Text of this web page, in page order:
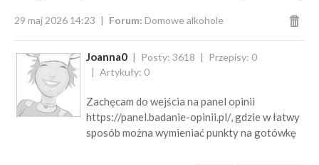
29 maj 2026 14:23 Forum: Domowe alkohole
Joanna0 Posty: 3618
Przepisy: 0
Artykuły: 0
Zachęcam do wejścia na panel opinii
https://panel.badanie-opinii.pl/, gdzie w łatwy
sposób można wymieniać punkty na gotówkę